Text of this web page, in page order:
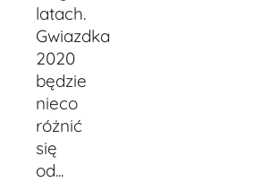
latach.
Gwiazdka
2020
będzie
nieco
różnić
się
od...